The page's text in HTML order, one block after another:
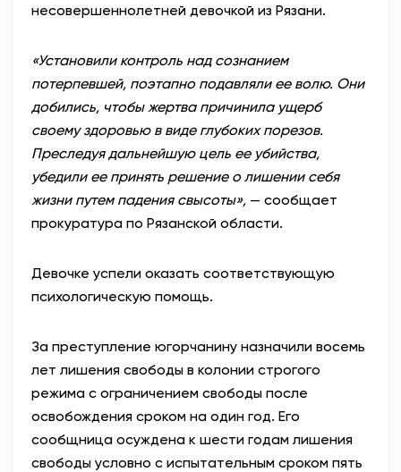
Вход / Регистрация
несовершеннолетней девочкой из Рязани.
«Установили контроль над сознанием
потерпевшей, поэтапно подавляли ее волю. Они
добились, чтобы жертва причинила ущерб
своему здоровью в виде глубоких порезов.
Преследуя дальнейшую цель ее убийства,
убедили ее принять решение о лишении себя
жизни путем падения свысоты», — сообщает
прокуратура по Рязанской области.
Девочке успели оказать соответствующую
психологическую помощь.
За преступление югорчанину назначили восемь
лет лишения свободы в колонии строгого
режима с ограничением свободы после
освобождения сроком на один год. Его
сообщница осуждена к шести годам лишения
свободы условно с испытательным сроком пять